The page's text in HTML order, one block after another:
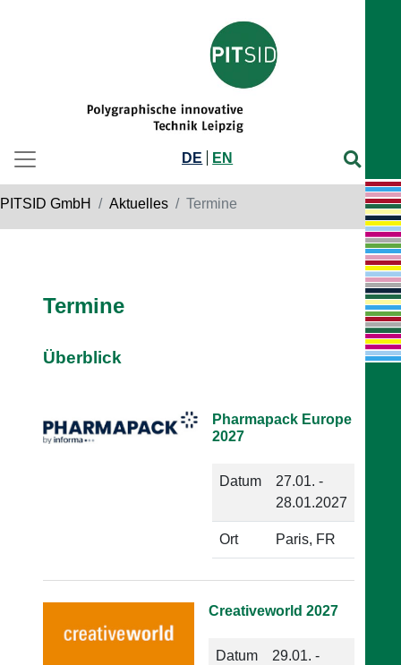
DE EN
PITSID GmbH Aktuelles Termine
Termine
Überblick
Pharmapack Europe
2027
Datum
27.01. -
28.01.2027
Ort Paris, FR
Creativeworld 2027
Datum
29.01. -